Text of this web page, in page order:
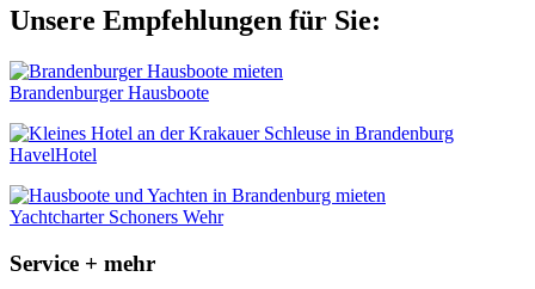
Unsere Empfehlungen für Sie:
Brandenburger Hausboote
HavelHotel
Yachtcharter Schoners Wehr
Service + mehr